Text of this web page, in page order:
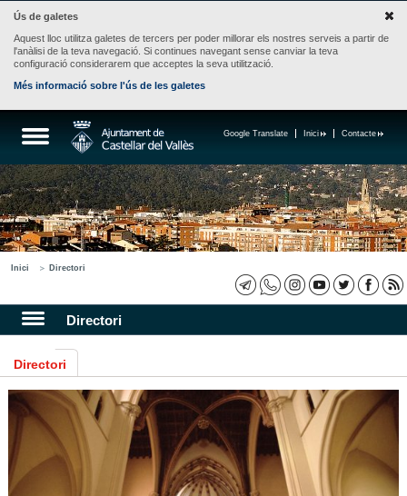
Ús de galetes
Aquest lloc utilitza galetes de tercers per poder millorar els nostres serveis a partir de
l'anàlisi de la teva navegació. Si continues navegant sense canviar la teva
configuració considerarem que acceptes la seva utilització.
Més informació sobre l'ús de les galetes
Contacte
Inici
Google Translate
Inici Directori
Directori
Directori